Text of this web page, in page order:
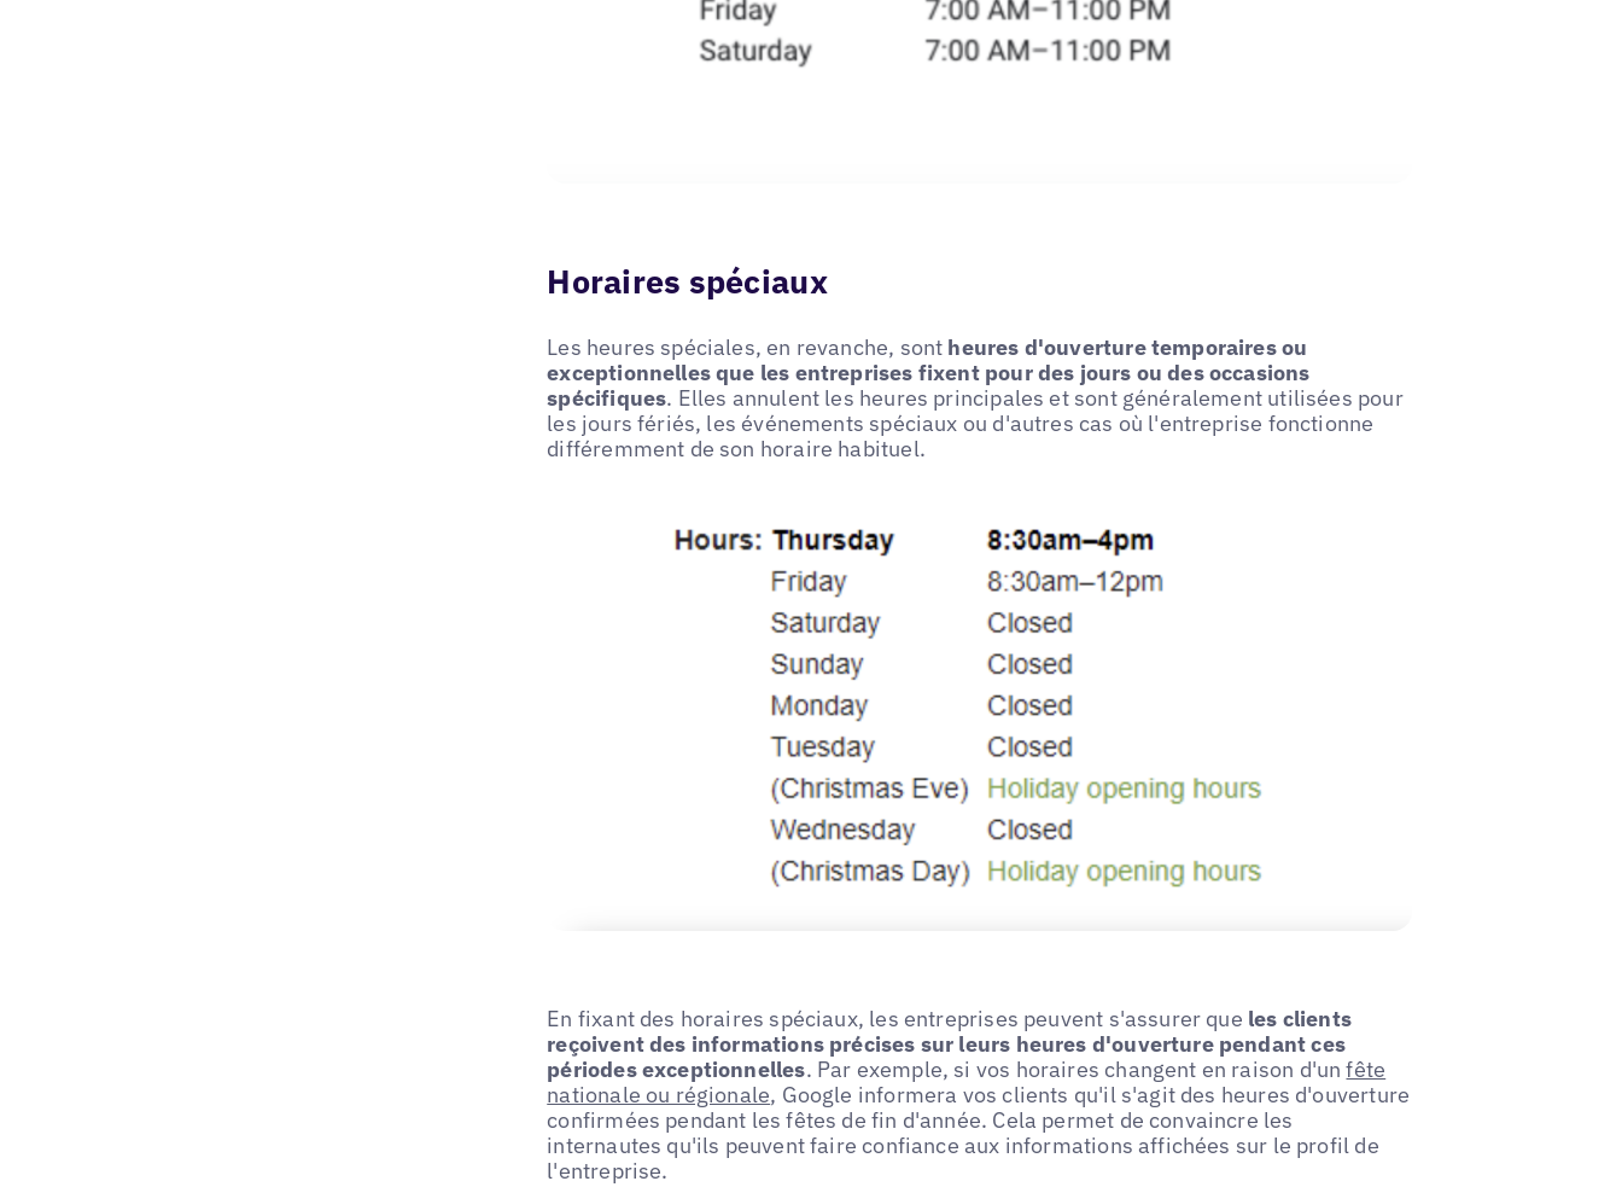
Horaires spéciaux
Les heures spéciales, en revanche, sont heures d'ouverture temporaires ou
exceptionnelles que les entreprises fixent pour des jours ou des occasions
spécifiques. Elles annulent les heures principales et sont généralement utilisées pour
les jours fériés, les événements spéciaux ou d'autres cas où l'entreprise fonctionne
différemment de son horaire habituel.
En fixant des horaires spéciaux, les entreprises peuvent s'assurer que les clients
reçoivent des informations précises sur leurs heures d'ouverture pendant ces
périodes exceptionnelles. Par exemple, si vos horaires changent en raison d'unfête
nationale ou régionale, Google informera vos clients qu'il s'agit des heures d'ouverture
confirmées pendant les fêtes de fin d'année. Cela permet de convaincre les
internautes qu'ils peuvent faire confiance aux informations affichées sur le profil de
l'entreprise.